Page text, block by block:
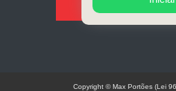
Mapa do
Copyright © Max Portões (Lei